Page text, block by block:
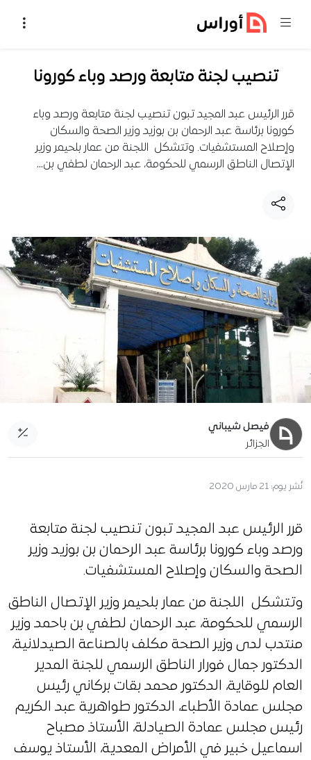
تنصيب لجنة متابعة ورصد وباء كورونا
قرر الرئيس عبد المجيد تبون تنصيب لجنة متابعة ورصد وباء
كورونا برئاسة عبد الرحمان بن بوزيد وزير الصحة والسكان
وإصلاح المستشفيات. وتتشكل اللجنة من عمار بلحيمر وزير
الإتصال الناطق الرسمي للحكومة، عبد الرحمان لطفي بن…
فيصل شيباني
الجزائر
نُشر يوم: 21 مارس 2020
قرر الرئيس عبد المجيد تبون تنصيب لجنة متابعة
ورصد وباء كورونا برئاسة عبد الرحمان بن بوزيد وزير
الصحة والسكان وإصلاح المستشفيات.
وتتشكل اللجنة من عمار بلحيمر وزير الإتصال الناطق
الرسمي للحكومة، عبد الرحمان لطفي بن باحمد وزير
منتدب لدى وزير الصحة مكلف بالصناعة الصيدلانية،
الدكتور جمال فورار الناطق الرسمي للجنة المدير
العام للوقاية، الدكتور محمد بقات بركاني رئيس
مجلس عمادة الأطباء، الدكتور طواهرية عبد الكريم
رئيس مجلس عمادة الصيادلة، الأستاذ مصباح
اسماعيل خبير في الأمراض المعدية، الأستاذ يوسف